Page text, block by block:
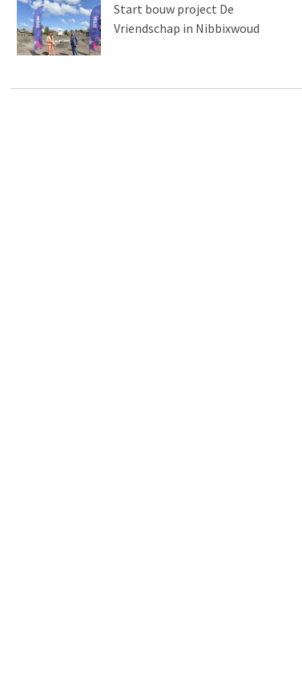
Start bouw project De
Vriendschap in Nibbixwoud